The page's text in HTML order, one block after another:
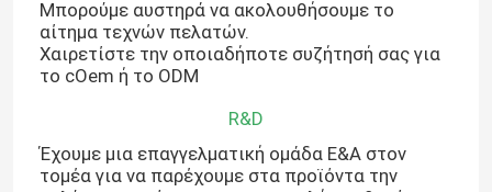
Μπορούμε αυστηρά να ακολουθήσουμε το
αίτημα τεχνών πελατών.
Χαιρετίστε την οποιαδήποτε συζήτησή σας για
το cOem ή το ODM
R&D
Έχουμε μια επαγγελματική ομάδα Ε&Α στον
τομέα για να παρέχουμε στα προϊόντα την